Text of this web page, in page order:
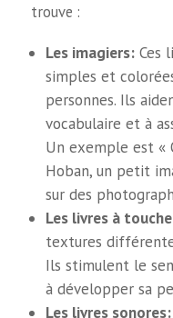
trouve :
Les imagiers: Ces
simples et
personnes. Ils
vocabulaire et à
Un exemple est «
Hoban, un petit
sur des
Les livres à
textures
Ils stimulent le
à développer sa
Les livres sonores: